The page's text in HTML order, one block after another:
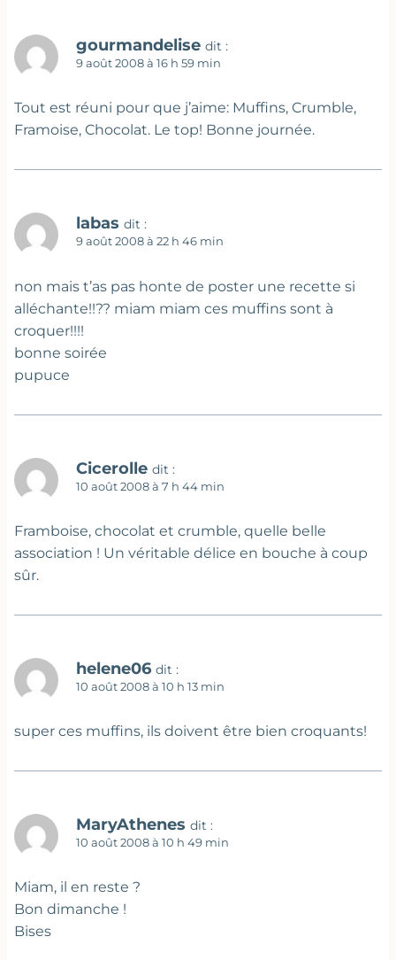
gourmandelise dit :
9 août 2008 à 16 h 59 min
Tout est réuni pour que j’aime: Muffins, Crumble,
Framoise, Chocolat. Le top! Bonne journée.
labas dit :
9 août 2008 à 22 h 46 min
non mais t’as pas honte de poster une recette si
alléchante!!?? miam miam ces muffins sont à
croquer!!!!
bonne soirée
pupuce
Cicerolle dit :
10 août 2008 à 7 h 44 min
Framboise, chocolat et crumble, quelle belle
association ! Un véritable délice en bouche à coup
sûr.
helene06 dit :
10 août 2008 à 10 h 13 min
super ces muffins, ils doivent être bien croquants!
MaryAthenes dit :
10 août 2008 à 10 h 49 min
Miam, il en reste ?
Bon dimanche !
Bises